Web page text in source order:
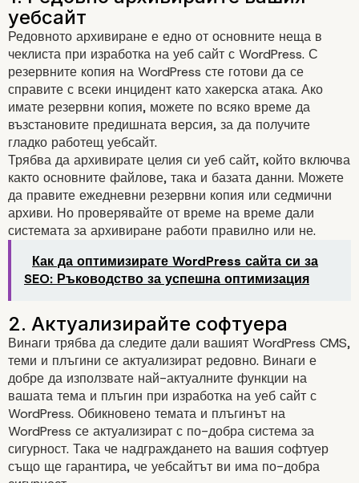
Чеклист при
уеб сайтове на
1. Редовно архивирайте
уебсайт
Редовното архивиране е едно от основните неща в
чеклиста при изработка на уеб сайт с WordPress. С
резервните копия на WordPress сте готови да се
справите с всеки инцидент като хакерска атака. Ако
имате резервни копия, можете по всяко време да
възстановите предишната версия, за да получите
гладко работещ уебсайт.
Трябва да архивирате целия си уеб сайт, който включва
както основните файлове, така и базата данни. Можете
да правите ежедневни резервни копия или седмични
архиви. Но проверявайте от време на време дали
системата за архивиране работи правилно или не.
Как да оптимизирате WordPress сайта си за
SEO: Ръководство за успешна оптимизация
Винаги трябва да следите дали вашият WordPress CMS,
теми и плъгини се актуализират редовно. Винаги е
добре да използвате най-актуалните функции на
вашата тема и плъгин при изработка на уеб сайт с
WordPress. Обикновено темата и плъгинът на
WordPress се актуализират с по-добра система за
сигурност. Така че надграждането на вашия софтуер
също ще гарантира, че уебсайтът ви има по-добра